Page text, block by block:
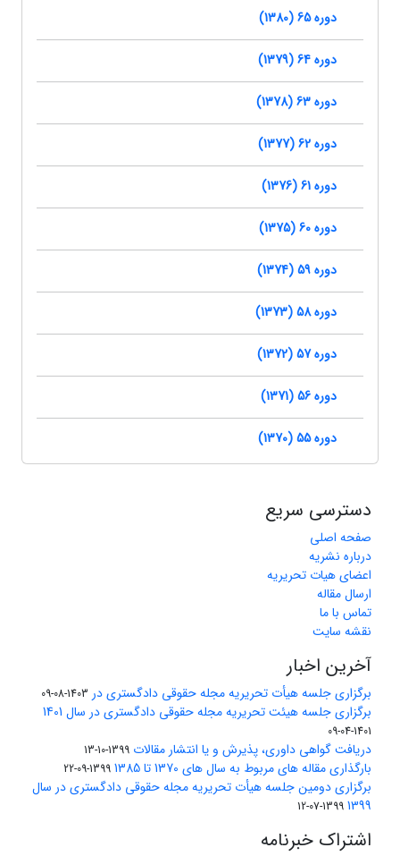
دوره 65 (1380)
دوره 64 (1379)
دوره 63 (1378)
دوره 62 (1377)
دوره 61 (1376)
دوره 60 (1375)
دوره 59 (1374)
دوره 58 (1373)
دوره 57 (1372)
دوره 56 (1371)
دوره 55 (1370)
دسترسی سریع
صفحه اصلی
درباره نشریه
اعضای هیات تحریریه
ارسال مقاله
تماس با ما
نقشه سایت
آخرین اخبار
برگزاری جلسه هیأت تحریریه مجله حقوقی دادگستری در 1403-08-09
برگزاری جلسه هیئت تحریریه مجله حقوقی دادگستری در سال 1401
1401-04-09
دریافت گواهی داوری، پذیرش و یا انتشار مقالات 1399-10-13
بارگذاری مقاله های مربوط به سال های 1370 تا 1385 1399-09-22
برگزاری دومین جلسه هیأت تحریریه مجله حقوقی دادگستری در سال
1399
1399-07-12
اشتراک خبرنامه